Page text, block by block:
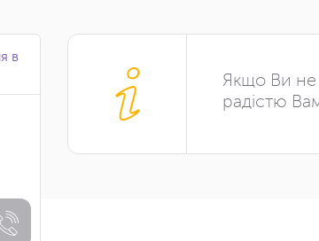
Якщо Ви не
радістю
в